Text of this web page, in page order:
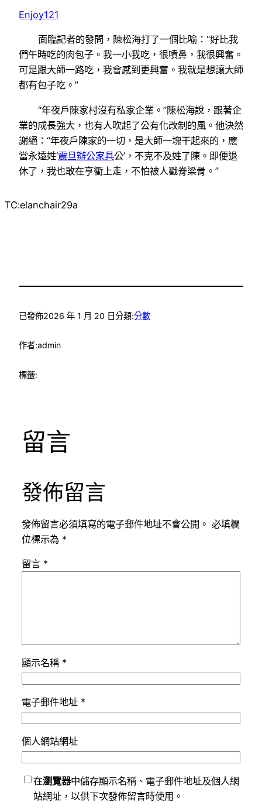
Enjoy121
面臨記者的發問，陳松海打了一個比喻：“好比我
們午時吃的肉包子。我一小我吃，很噴鼻，我很興奮。
可是跟大師一路吃，我會感到更興奮。我就是想讓大師
都有包子吃。”
“年夜戶陳家村沒有私家企業。”陳松海說，跟著企
業的成長強大，也有人吹起了公有化改制的風。他決然
謝絕：“年夜戶陳家的一切，是大師一塊干起來的，應
當永遠姓‘震旦辦公家具公’，不克不及姓了陳。即便退
休了，我也敢在亨衢上走，不怕被人戳脊梁骨。”
TC:elanchair29a
已發佈2026 年 1 月 20 日分類:分數
作者:admin
標籤:
留言
發佈留言
發佈留言必須填寫的電子郵件地址不會公開。 必填欄
位標示為 *
留言 *
顯示名稱 *
電子郵件地址 *
個人網站網址
在瀏覽器中儲存顯示名稱、電子郵件地址及個人網
站網址，以供下次發佈留言時使用。